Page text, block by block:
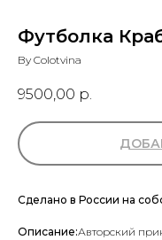
Футболка
By Colotvina
9500,00 р.
Сделано в России на
Описание:Авторский